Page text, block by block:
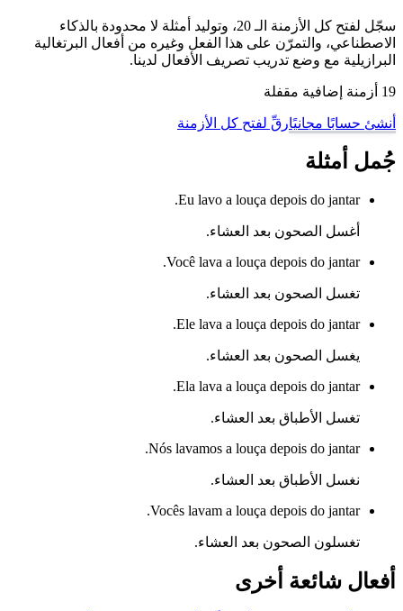
سجّل لفتح كل الأزمنة الـ 20، وتوليد أمثلة لا محدودة بالذكاء
الاصطناعي، والتمرّن على هذا الفعل وغيره من أفعال البرتغالية
البرازيلية مع وضع تدريب تصريف الأفعال لدينا.
19 أزمنة إضافية مقفلة
أنشئ حسابًا مجانيًارقِّ لفتح كل الأزمنة
جُمل أمثلة
Eu lavo a louça depois do jantar.
أغسل الصحون بعد العشاء.
Você lava a louça depois do jantar.
تغسل الصحون بعد العشاء.
Ele lava a louça depois do jantar.
يغسل الصحون بعد العشاء.
Ela lava a louça depois do jantar.
تغسل الأطباق بعد العشاء.
Nós lavamos a louça depois do jantar.
نغسل الأطباق بعد العشاء.
Vocês lavam a louça depois do jantar.
تغسلون الصحون بعد العشاء.
أفعال شائعة أخرى